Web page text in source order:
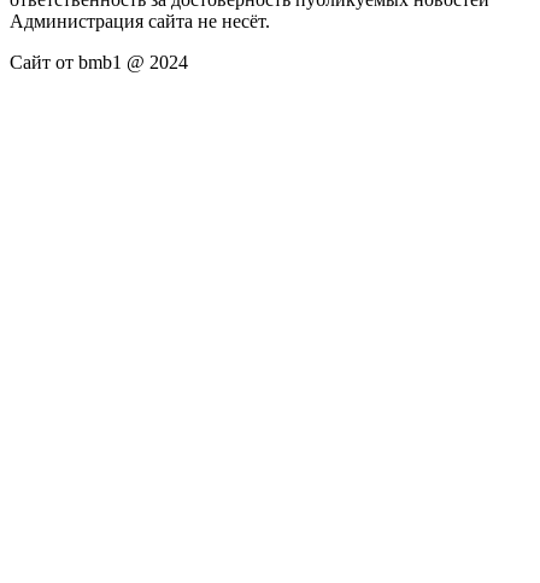
Администрация сайта не несёт.
Сайт от bmb1 @ 2024